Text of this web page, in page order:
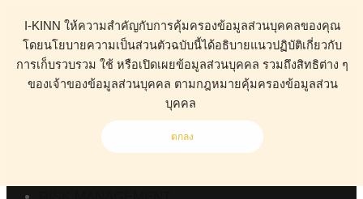
I-KINN ให้ความสำคัญกับการคุ้มครองข้อมูลส่วนบุคคลของคุณ
โดยนโยบายความเป็นส่วนตัวฉบับนี้ได้อธิบายแนวปฏิบัติเกี่ยวกับ
การเก็บรวบรวม ใช้ หรือเปิดเผยข้อมูลส่วนบุคคล รวมถึงสิทธิต่าง ๆ
ของเจ้าของข้อมูลส่วนบุคคล ตามกฎหมายคุ้มครองข้อมูลส่วน
บุคคล
ตกลง
ABOUT
BUSINESS
WORK CLINIC